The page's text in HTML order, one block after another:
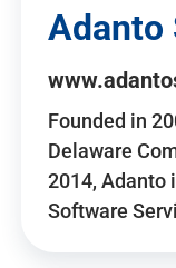
Adanto
Founded in
Delaware
2014, Adanto
Software